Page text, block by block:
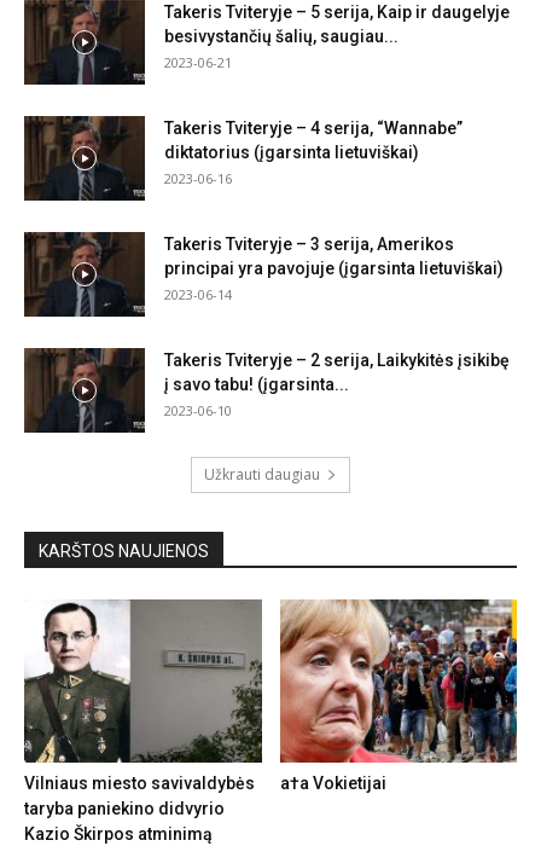
Takeris Tviteryje – 5 serija, Kaip ir daugelyje
besivystančių šalių, saugiau...
2023-06-21
Takeris Tviteryje – 4 serija, “Wannabe”
diktatorius (įgarsinta lietuviškai)
2023-06-16
Takeris Tviteryje – 3 serija, Amerikos
principai yra pavojuje (įgarsinta lietuviškai)
2023-06-14
Takeris Tviteryje – 2 serija, Laikykitės įsikibę
į savo tabu! (įgarsinta...
2023-06-10
Užkrauti daugiau
KARŠTOS NAUJIENOS
Vilniaus miesto savivaldybės
taryba paniekino didvyrio
Kazio Škirpos atminimą
a†a Vokietijai